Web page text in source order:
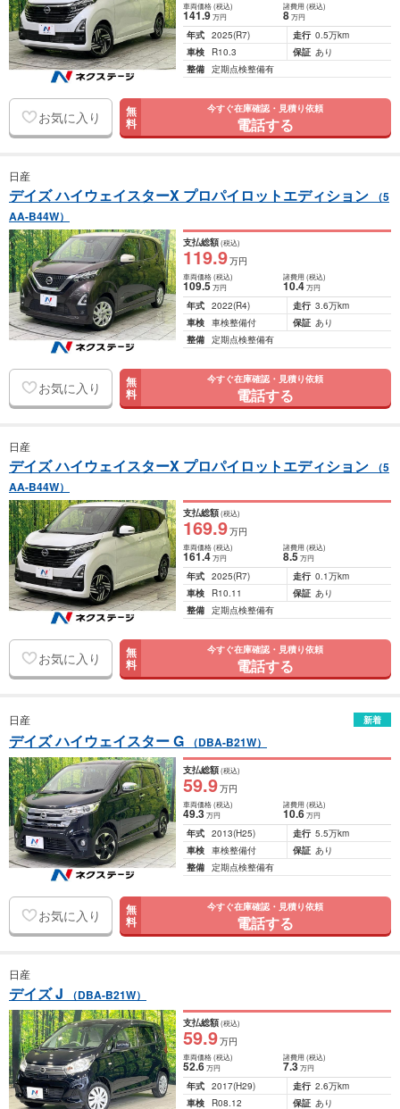
車両価格(税込)
141.9万円
諸費用 (税込)
8 万円
年式 2025(R7) 走行 0.5万km
車検
R10.3 保証 あり
整備 定期点検整備有
お気に入り 無
料
今すぐ在庫確認・見積り依頼
電話する
日産
デイズ ハイウェイスターX プロパイロットエディション
（5
AA-B44W）
支払総額(税込)
119.9万円
車両価格(税込)
109.5万円
諸費用 (税込)
10.4 万円
年式 2022(R4) 走行 3.6万km
車検 車検整備付 保証 あり
整備 定期点検整備有
お気に入り 無
料
今すぐ在庫確認・見積り依頼
電話する
日産
デイズ ハイウェイスターX プロパイロットエディション
（5
AA-B44W）
支払総額(税込)
169.9万円
車両価格(税込)
161.4万円
諸費用 (税込)
8.5 万円
年式 2025(R7) 走行 0.1万km
車検
R10.11 保証 あり
整備 定期点検整備有
お気に入り 無
料
今すぐ在庫確認・見積り依頼
電話する
日産 新着
デイズ ハイウェイスター G （DBA-B21W）
支払総額(税込)
59.9万円
車両価格(税込)
49.3万円
諸費用 (税込)
10.6 万円
年式 2013(H25) 走行 5.5万km
車検 車検整備付 保証 あり
整備 定期点検整備有
お気に入り 無
料
今すぐ在庫確認・見積り依頼
電話する
日産
デイズ J （DBA-B21W）
支払総額(税込)
59.9万円
車両価格(税込)
52.6万円
諸費用 (税込)
7.3 万円
年式 2017(H29) 走行 2.6万km
車検
R08.12 保証 あり